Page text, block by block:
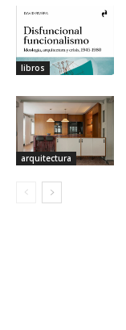
libros
arquitectura